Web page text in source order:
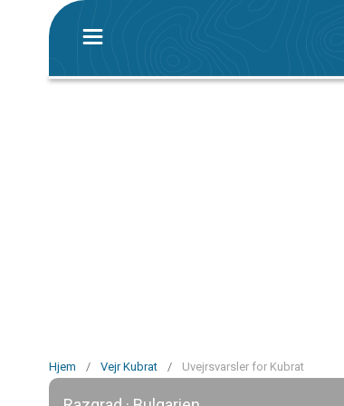
Hjem / Vejr Kubrat / Uvejrsvarsler for Kubrat